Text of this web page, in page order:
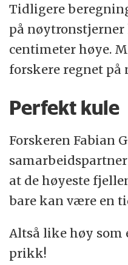
Tidligere
på
centimeter høye.
forskere regnet på
Perfekt kule
Forskeren Fabian
at de høyeste
bare kan være en
Altså like høy som
prikk!